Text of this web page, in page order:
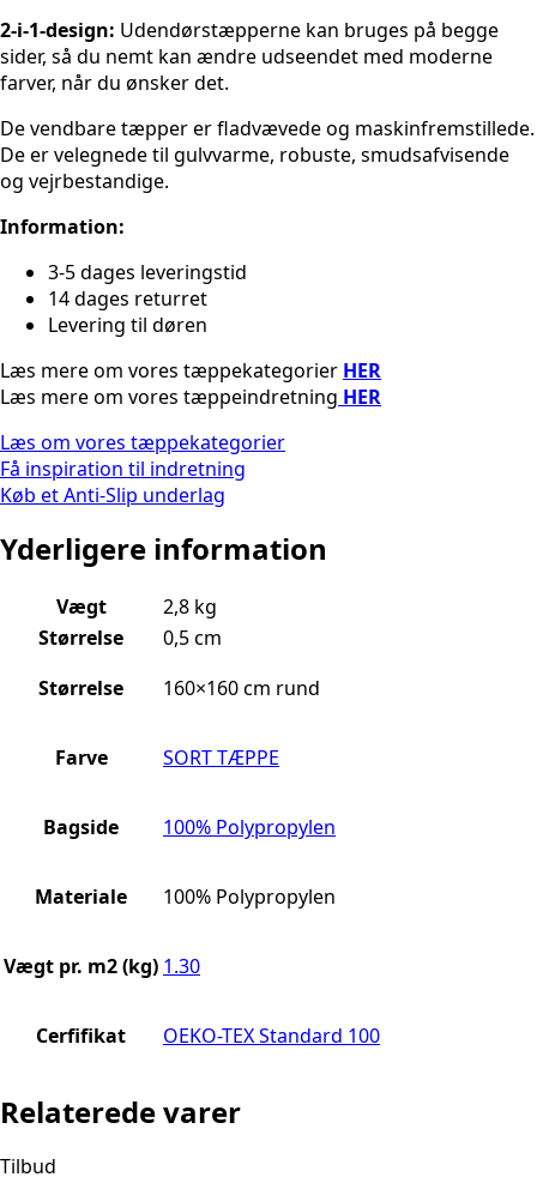
2-i-1-design: Udendørstæpperne kan bruges på begge
sider, så du nemt kan ændre udseendet med moderne
farver, når du ønsker det.
De vendbare tæpper er fladvævede og maskinfremstillede.
De er velegnede til gulvvarme, robuste, smudsafvisende
og vejrbestandige.
Information:
3-5 dages leveringstid
14 dages returret
Levering til døren
Læs mere om vores tæppekategorier HER
Læs mere om vores tæppeindretning HER
Læs om vores tæppekategorier
Få inspiration til indretning
Køb et Anti-Slip underlag
Yderligere information
Vægt
2,8 kg
Størrelse
0,5 cm
Størrelse
160×160 cm rund
Farve SORT TÆPPE
Bagside 100% Polypropylen
Materiale 100% Polypropylen
Vægt pr. m2 (kg) 1.30
Cerfifikat OEKO-TEX Standard 100
Relaterede varer
Tilbud